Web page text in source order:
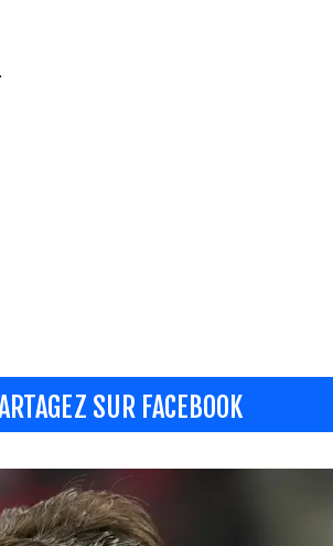
SUR FACEBOOK